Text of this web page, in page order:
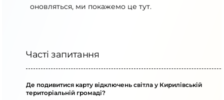
оновляться, ми покажемо це тут.
Часті запитання
Де подивитися карту відключень світла у Кирилівській
територіальній громаді?